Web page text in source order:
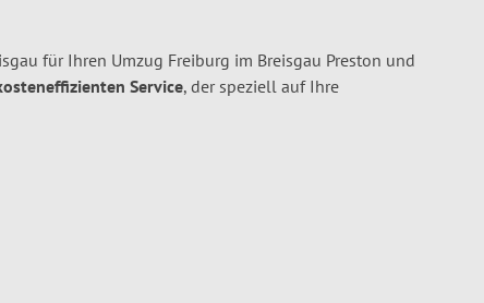
für Ihren Umzug Freiburg im Breisgau Preston und
Service, der speziell auf Ihre